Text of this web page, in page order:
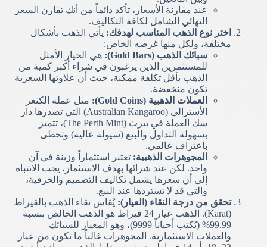
عند مقارنة الأسعار، تأكد دائماً من أنك تقارن السعر
النهائي الشامل لكافة التكاليف.
اختر نوع الذهب المناسب لهدفك: يأتي الذهب بأشكال
مختلفة، ولكل منها غرضه الخاص:
سبائك الذهب (Gold Bars):
هي الخيار الأمثل
للمستثمرين الذين يرغبون في شراء أكبر كمية من
الذهب بأقل تكلفة ممكنة، حيث أن علاوتها السعرية
تكون منخفضة.
العملات الذهبية (Gold Coins):
مثل عملة الكنغر
الأسترالي (Australian Kangaroo) التي تصدرها دار
سك العملة في بيرث (The Perth Mint)، تتميز
بسهولة التداول والبيع (سيولة عالية) وتحظى
باعتراف عالمي.
المجوهرات الذهبية: تعتبر استثماراً وزينة في آن
واحد. لكن عند شرائها بهدف الاستثمار، يجب الانتباه
إلى أن سعرها يشمل تكاليف التصميم والحرفية،
والتي قد لا تستردها عند البيع.
تحقق من درجة النقاء (العيار): يُقاس نقاء الذهب بالقيراط
(Karat). الذهب عيار 24 قيراط هو الذهب الخالص بنسبة
99.99% (يُكتب أحياناً 9999)، وهو المعيار للسبائك
والعملات الاستثمارية. المجوهرات غالباً ما تكون من عيار